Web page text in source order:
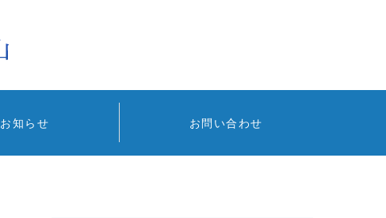
お知らせ お問い合わせ